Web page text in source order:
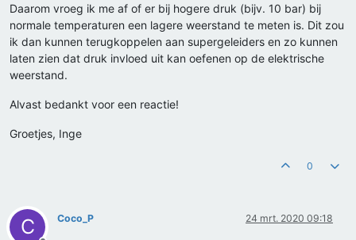
Daarom vroeg ik me af of er bij hogere druk (bijv. 10 bar) bij
normale temperaturen een lagere weerstand te meten is. Dit zou
ik dan kunnen terugkoppelen aan supergeleiders en zo kunnen
laten zien dat druk invloed uit kan oefenen op de elektrische
weerstand.
Alvast bedankt voor een reactie!
Groetjes, Inge
0
C Coco_P 24 mrt. 2020 09:18